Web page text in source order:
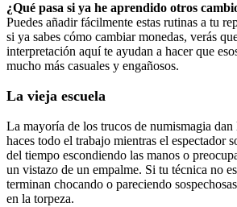
¿Qué pasa si ya he aprendido otros
Puedes añadir fácilmente estas rutinas a tu
si ya sabes cómo cambiar monedas, verás
interpretación aquí te ayudan a hacer que
mucho más casuales y engañosos.
La vieja escuela
La mayoría de los trucos de numismagia dan
haces todo el trabajo mientras el espectador
del tiempo escondiendo las manos o
un vistazo de un empalme. Si tu técnica no
terminan chocando o pareciendo
en la torpeza.